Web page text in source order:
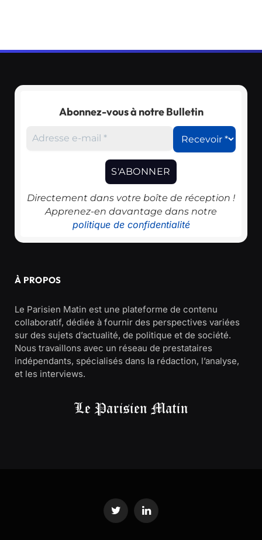
Abonnez-vous à notre Bulletin
Directement dans votre boîte de réception !
Apprenez-en davantage dans notre
politique de confidentialité
À PROPOS
Le Parisien Matin est une plateforme de contenu
collaboratif, dédiée à fournir des perspectives variées
sur des sujets d’actualité, de politique et de société.
Nous travaillons avec un réseau de prestataires
indépendants, spécialisés dans la rédaction, l’analyse,
et les interviews.
Twitter LinkedIn